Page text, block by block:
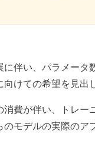
伴い、パラメー
けての希望を見出
費が伴い、トレ
モデルの実際のア